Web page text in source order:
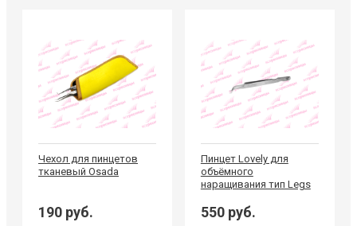
Чехол для пинцетов
тканевый Osada
190 руб.
Пинцет Lovely для
объёмного
наращивания тип Legs
550 руб.